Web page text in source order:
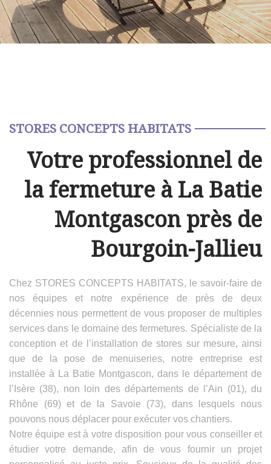
STORES CONCEPTS HABITATS
Votre professionnel de
la fermeture à La Batie
Montgascon près de
Bourgoin-Jallieu
Chez STORES CONCEPTS HABITATS, le savoir-faire de
nos équipes et notre expérience de près de deux
décennies nous permettent de vous proposer de multiples
services dans le domaine des fermetures. Spécialiste de la
conception et de l’installation de stores sur mesure, ainsi
que de la pose de menuiseries, notre entreprise est
installée à La Batie Montgascon, dans le département de
l’Isère (38), non loin des départements de l’Ain (01), du
Rhône (69) et de la Savoie (73), dans lesquels nous
pouvons nous déplacer pour exécuter vos chantiers.
Notre équipe est à votre disposition pour vous conseiller et
étudier votre demande, afin de vous fournir un projet